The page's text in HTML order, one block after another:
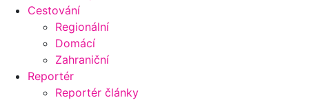
Cestování
Regionální
Domácí
Zahraniční
Reportér
Reportér články